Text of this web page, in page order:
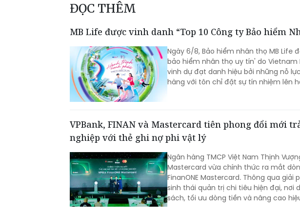
ĐỌC THÊM
MB Life được vinh danh “Top 10 Công ty Bảo hiểm
Ngày 6/8, Bảo hiểm nhân thọ MB Life
bảo hiểm nhân thọ uy tín' do
vinh dự đạt danh hiệu bởi những nỗ
hàng với tôn chỉ đặt sự tín nhiệm lên
VPBank, FINAN và Mastercard tiên phong đổi mới
nghiệp với thẻ ghi nợ phi vật lý
Ngân hàng TMCP Việt Nam Thịnh
Mastercard vừa chính thức ra mắt
FinanONE Mastercard. Thông qua
sinh thái quản trị chi tiêu hiện đại, nơi
sách, tối ưu dòng tiền và nâng cao